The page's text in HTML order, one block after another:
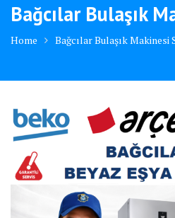
Bağcılar Bulaşık
Home Bağcılar Bulaşık Makinesi